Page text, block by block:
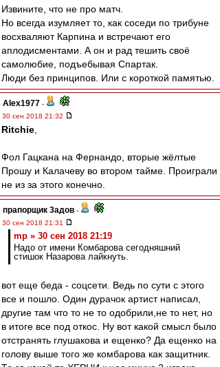
Извините, что не про матч.
Но всегда изумляет то, как соседи по трибуне
восхваляют Карпина и встречают его
аплодисментами. А он и рад тешить своё
самолюбие, подъебывая Спартак.
Люди без принципов. Или с короткой памятью.
Alex1977 -
30 сен 2018 21:32
Ritchie
Фол Гацкана на Фернандо, вторые жёлтые
Прошу и Калачеву во втором тайме. Проиграли
не из за этого конечно.
прапорщик 3адoв -
30 сен 2018 21:31
mp » 30 сен 2018 21:19
Надо от имени Комбарова сегодняшний
стишок Назарова лайкнуть.
вот еще беда - соцсети. Ведь по сути с этого
все и пошло. Один дурачок артист написал,
другие там что то не то одобрили,не то нет, но
в итоге все под откос. Ну вот какой смысл было
отстранять глушакова и ещенко? Да ещенко на
голову выше того же комбарова как защитник.